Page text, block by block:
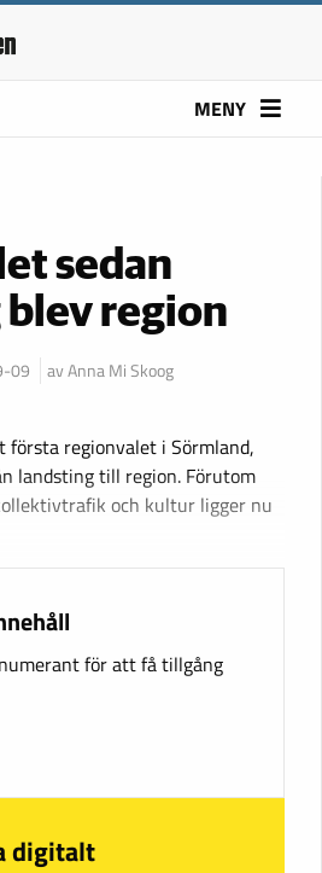
MENY
sedan
blev region
09 av Anna Mi Skoog
första regionvalet i Sörmland,
landsting till region. Förutom
och kultur ligger nu
för att få tillgång
digitalt